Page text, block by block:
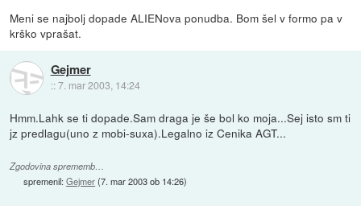
Meni se najbolj dopade ALIENova ponudba. Bom šel v formo pa v
krško vprašat.
Gejmer
::7. mar 2003, 14:24
Hmm.Lahk se ti dopade.Sam draga je še bol ko moja...Sej isto sm ti
jz predlagu(uno z mobi-suxa).Legalno iz Cenika AGT...
Zgodovina sprememb…
spremenil:Gejmer(7. mar 2003 ob 14:26)